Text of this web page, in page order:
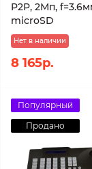
P2P, 2Мп,
microSD
Нет в наличии
8 165р.
Популярный
Продано